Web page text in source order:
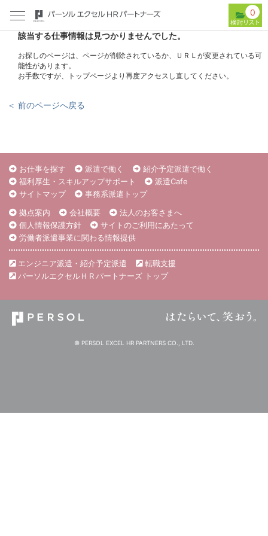
0
該当する仕事情報は見つかりませんでした。
お探しのページは、ページが削除されているか、ＵＲＬが変更されている可
能性があります。
お手数ですが、トップページより再度アクセスし直してください。
＜ 前のページへ戻る
お仕事を探す 派遣で働く
紹介予定派遣で働く
福利厚生・スキルアップサポート
派遣Cafe
サイトマップ
事務系派遣トップ
拠点案内
会社概要
法人のお客さまへ
個人情報保護方針
サイトのご利用にあたって
労働者派遣事業に関わる情報提供
エンジニア派遣・紹介予定派遣
転職支援
パーソルエクセルＨＲパートナーズ トップ
© PERSOL EXCEL HR PARTNERS CO., LTD.